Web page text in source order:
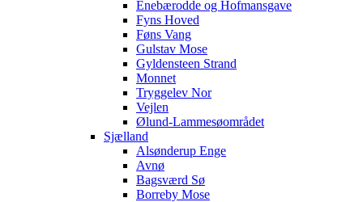
Enebærodde og Hofmansgave
Fyns Hoved
Føns Vang
Gulstav Mose
Gyldensteen Strand
Monnet
Tryggelev Nor
Vejlen
Ølund-Lammesøområdet
Sjælland
Alsønderup Enge
Avnø
Bagsværd Sø
Borreby Mose